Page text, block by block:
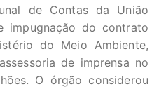
de Contas da União
impugnação do contrato
do Meio Ambiente,
de imprensa no
O órgão considerou